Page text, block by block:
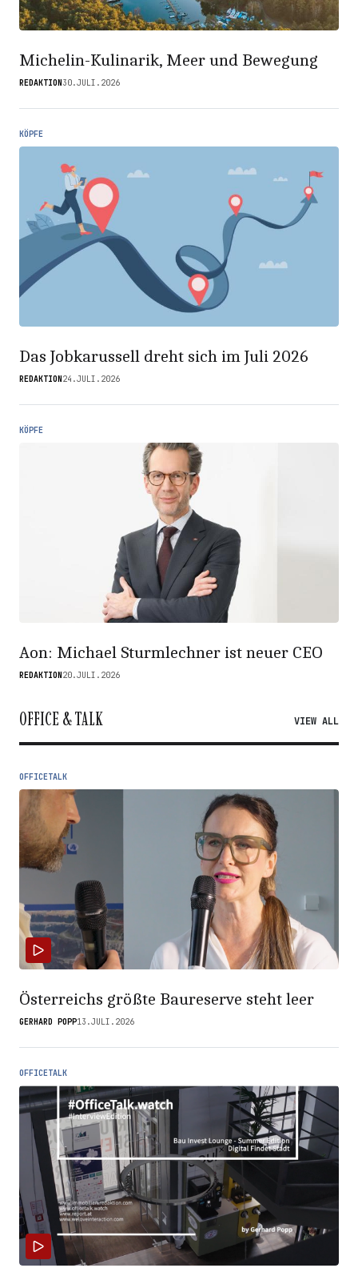
Michelin-Kulinarik, Meer und Bewegung
REDAKTION30.JULI.2026
KÖPFE
Das Jobkarussell dreht sich im Juli 2026
REDAKTION24.JULI.2026
KÖPFE
Aon: Michael Sturmlechner ist neuer CEO
REDAKTION20.JULI.2026
OFFICE & TALK VIEW ALL
OFFICETALK
Österreichs größte Baureserve steht leer
GERHARD POPP13.JULI.2026
OFFICETALK